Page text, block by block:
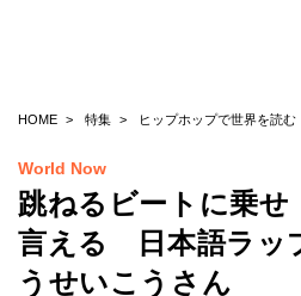
HOME 特集 ヒップホップで世界を読む
World Now
跳ねるビートに乗
言える 日本語ラッ
うせいこうさん